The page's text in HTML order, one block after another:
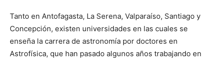
Tanto en Antofagasta, La Serena, Valparaíso, Santiago y
Concepción, existen universidades en las cuales se
enseña la carrera de astronomía por doctores en
Astrofísica, que han pasado algunos años trabajando en